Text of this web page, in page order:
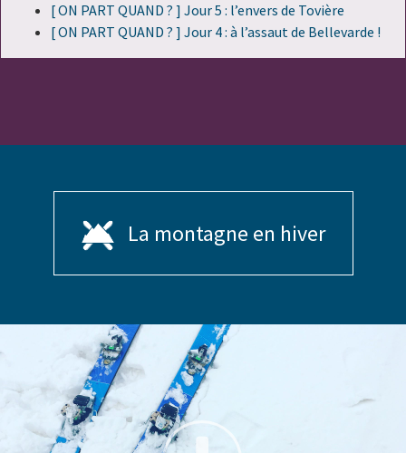
[ ON PART QUAND ? ] Jour 5 : l’envers de Tovière
[ ON PART QUAND ? ] Jour 4 : à l’assaut de Bellevarde !
La montagne en hiver